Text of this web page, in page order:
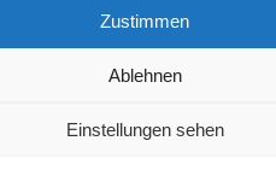
Zustimmen
Ablehnen
Einstellungen sehen